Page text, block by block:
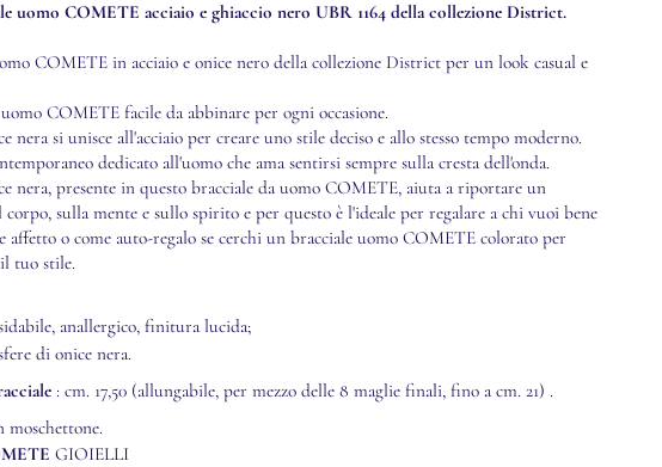
uomo COMETE acciaio e ghiaccio nero UBR 1164 della collezione District.
COMETE in acciaio e onice nero della collezione District per un look casual e
COMETE facile da abbinare per ogni occasione.
nera si unisce all'acciaio per creare uno stile deciso e allo stesso tempo moderno.
dedicato all'uomo che ama sentirsi sempre sulla cresta dell'onda.
nera, presente in questo bracciale da uomo COMETE, aiuta a riportare un
sulla mente e sullo spirito e per questo è l'ideale per regalare a chi vuoi bene
affetto o come auto-regalo se cerchi un bracciale uomo COMETE colorato per
tuo stile.
anallergico, finitura lucida;
di onice nera.
: cm. 17,50 (allungabile, per mezzo delle 8 maglie finali, fino a cm. 21) .
moschettone.
GIOIELLI